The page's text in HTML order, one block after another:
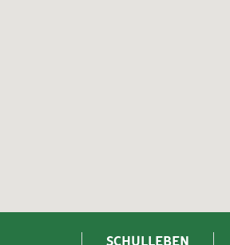
SCHULLEBEN